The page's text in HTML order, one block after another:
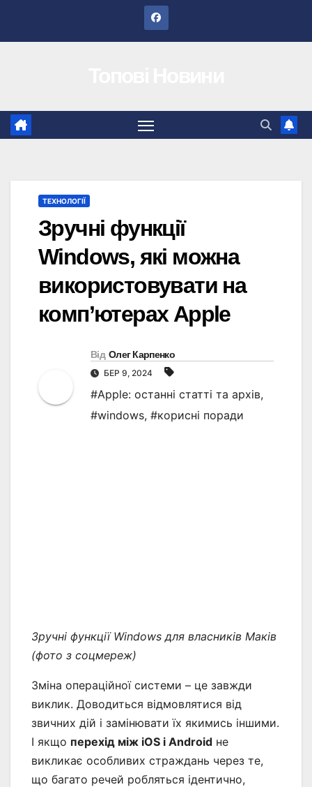
ТЕХНОЛОГІЇ
Зручні функції
Windows, які можна
використовувати на
комп’ютерах Apple
Від Олег Карпенко
БЕР 9, 2024
#Apple: останні статті та архів,
#windows, #корисні поради
Зручні функції Windows для власників Маків
(фото з соцмереж)
Зміна операційної системи – це завжди
виклик. Доводиться відмовлятися від
звичних дій і замінювати їх якимись іншими.
І якщо перехід між iOS і Android не
викликає особливих страждань через те,
що багато речей робляться ідентично,